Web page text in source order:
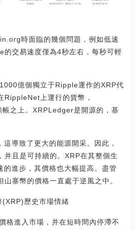
時面臨的幾個問題，例如低速
的交易速度僅為4秒左右，每秒可輕
億個獨立于Ripple運作的XRP代
RippleNet上運行的貨幣，
之上。XRPLedger是開源的，基
導致了更大的能源開采。因此，
并且是可持續的。XRP在其整個生
的進步，其價格也大幅提高。盡管
寨幣的價格一直處于逆風之中。
歷史市場情緒
格進入市場，并在短時間內停滯不